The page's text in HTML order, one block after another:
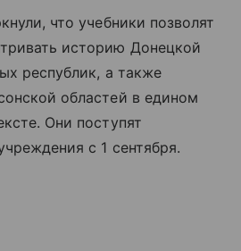
что учебники позволят
историю Донецкой
республик, а также
областей в едином
Они поступят
с 1 сентября.